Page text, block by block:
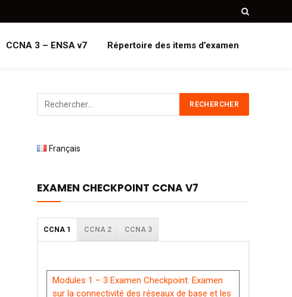
CCNA 3 – ENSA v7 Répertoire des items d’examen
Français
EXAMEN CHECKPOINT CCNA V7
CCNA 1 CCNA 2 CCNA 3
Modules 1 – 3 Examen Checkpoint: Examen
sur la connectivité des réseaux de base et les